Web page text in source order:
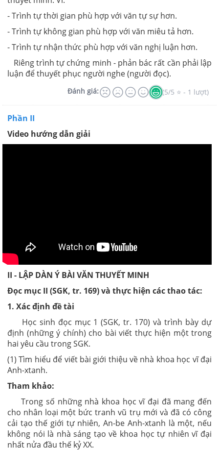
- Trình tự thời gian phù hợp với văn tự sự hơn.
- Trình tự không gian phù hợp với văn miêu tả hơn.
- Trình tự nhận thức phù hợp với văn nghị luận hơn.
Riêng trình tự chứng minh - phản bác rất cần phải lập
luận để thuyết phục người nghe (người đọc).
Đánh giá: (5/5 ⭐ - 1 lượt)
Phần II
Video hướng dẫn giải
II - LẬP DÀN Ý BÀI VĂN THUYẾT MINH
Đọc mục II (SGK, tr. 169) và thực hiện các thao tác:
1. Xác định đề tài
Học sinh đọc mục 1 (SGK, tr. 170) và trình bày dự
định (những ý chính) cho bài viết thực hiện một trong
hai yêu cầu trong SGK.
(1) Tìm hiểu để viết bài giới thiệu về nhà khoa học vĩ đại
Anh-xtanh.
Tham khảo:
Trong số những nhà khoa học vĩ đại đã mang đến
cho nhân loại một bức tranh vũ trụ mới và đã có công
cải tạo thế giới tự nhiên, An-be Anh-xtanh là một, nếu
không nói là nhà sáng tạo về khoa học tự nhiên vĩ đại
nhất nửa đầu thế kỷ XX.